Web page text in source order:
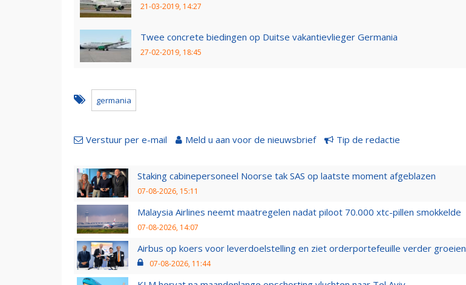
21-03-2019, 14:27
Twee concrete biedingen op Duitse vakantievlieger Germania
27-02-2019, 18:45
germania
Verstuur per e-mail Meld u aan voor de nieuwsbrief Tip de redactie
Staking cabinepersoneel Noorse tak SAS op laatste moment afgeblazen
07-08-2026, 15:11
Malaysia Airlines neemt maatregelen nadat piloot 70.000 xtc-pillen smokkelde
07-08-2026, 14:07
Airbus op koers voor leverdoelstelling en ziet orderportefeuille verder groeien
07-08-2026, 11:44